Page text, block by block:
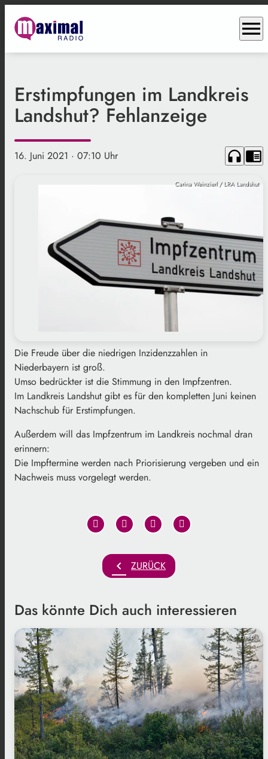
menu
Erstimpfungen im Landkreis
Landshut? Fehlanzeige
16. Juni 2021 · 07:10 Uhr headphones chrome_reader_mode
Carina Weinzierl / LRA Landshut
Die Freude über die niedrigen Inzidenzzahlen in
Niederbayern ist groß.
Umso bedrückter ist die Stimmung in den Impfzentren.
Im Landkreis Landshut gibt es für den kompletten Juni keinen
Nachschub für Erstimpfungen.
Außerdem will das Impfzentrum im Landkreis nochmal dran
erinnern:
Die Impftermine werden nach Priorisierung vergeben und ein
Nachweis muss vorgelegt werden.
chevron_left ZURÜCK
Das könnte Dich auch interessieren
Freepik